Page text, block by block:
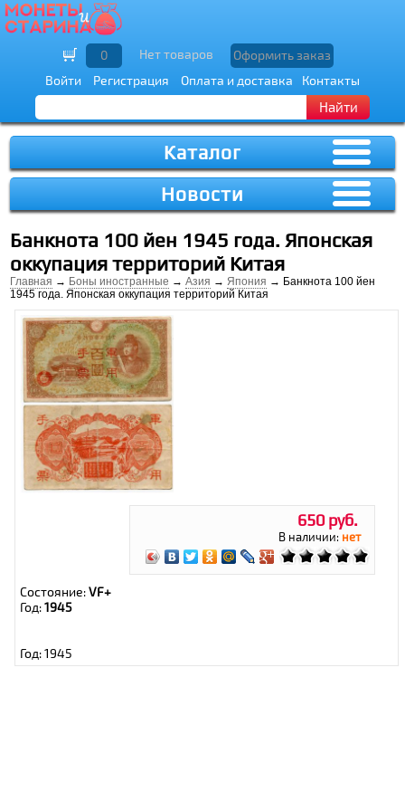
Войти Регистрация Оплата и доставка Контакты
Найти
0 Нет товаров Оформить заказ
Каталог
Новости
Банкнота 100 йен 1945 года. Японская
оккупация территорий Китая
Главная → Боны иностранные →Азия →Япония → Банкнота 100 йен
1945 года. Японская оккупация территорий Китая
650 руб.
В наличии: нет
Состояние:VF+
Год:1945
Год: 1945